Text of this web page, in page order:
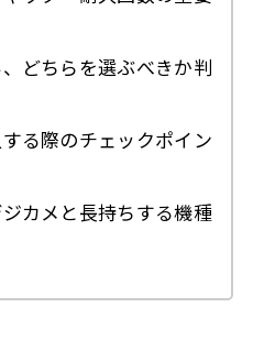
どちらを選ぶべきか判
る際のチェックポイン
カメと長持ちする機種